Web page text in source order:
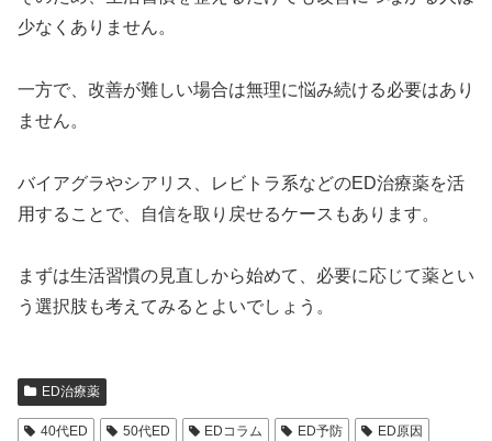
少なくありません。
一方で、改善が難しい場合は無理に悩み続ける必要はあり
ません。
バイアグラやシアリス、レビトラ系などのED治療薬を活
用することで、自信を取り戻せるケースもあります。
まずは生活習慣の見直しから始めて、必要に応じて薬とい
う選択肢も考えてみるとよいでしょう。
ED治療薬
40代ED 50代ED EDコラム ED予防
ED原因